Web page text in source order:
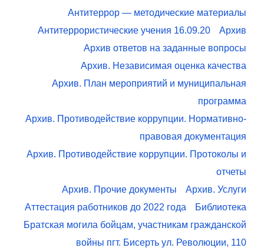
Антитеррор — методические материалы
Антитеррористические учения 16.09.20
Архив
Архив ответов на заданные вопросы
Архив. Независимая оценка качества
Архив. План мероприятий и муниципальная
программа
Архив. Противодействие коррупции. Нормативно-
правовая документация
Архив. Противодействие коррупции. Протоколы и
отчеты
Архив. Прочие документы
Архив. Услуги
Аттестация работников до 2022 года
Библиотека
Братская могила бойцам, участникам гражданской
войны пгт. Бисерть ул. Революции, 110